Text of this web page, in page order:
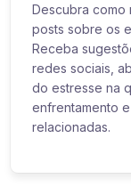
Descubra como
posts sobre os
Receba
redes sociais,
do estresse na
enfrentamento
relacionadas.